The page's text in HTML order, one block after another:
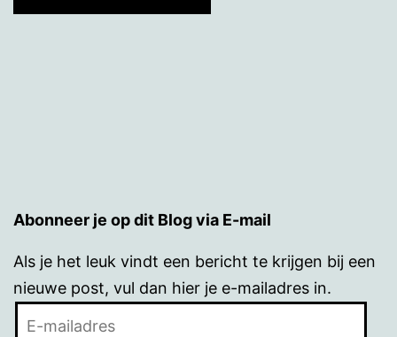
Abonneer je op dit Blog via E-mail
Als je het leuk vindt een bericht te krijgen bij een
nieuwe post, vul dan hier je e-mailadres in.